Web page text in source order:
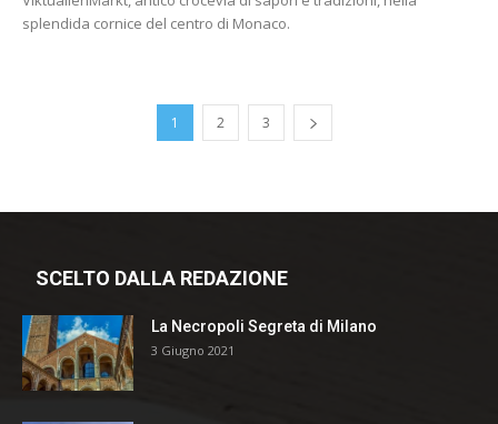
splendida cornice del centro di Monaco.
1 2 3
SCELTO DALLA REDAZIONE
La Necropoli Segreta di Milano
3 Giugno 2021